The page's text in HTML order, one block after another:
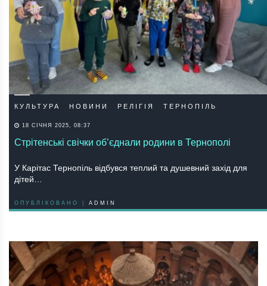
КУЛЬТУРА НОВИНИ РЕЛІГІЯ ТЕРНОПІЛЬ
18 СІЧНЯ 2025, 08:37
Стрітенські свічки об’єднали родини в Тернополі
У Карітас Тернопіль відбувся теплий та душевний захід для
дітей…
ОПУБЛІКОВАНО | ADMIN